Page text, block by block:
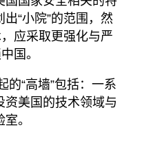
“小院”的范围，然
应采取更强化与严
国。
的“高墙”包括：一系
资美国的技术领域与
。